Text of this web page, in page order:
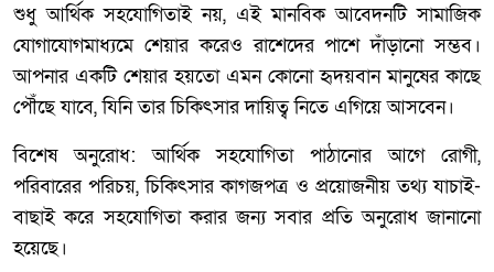
শুধু আর্থিক সহযোগিতাই নয়, এই মানবিক আবেদনটি সামাজিক
যোগাযোগমাধ্যমে শেয়ার করেও রাশেদের পাশে দাঁড়ানো সম্ভব।
আপনার একটি শেয়ার হয়তো এমন কোনো হৃদয়বান মানুষের কাছে
পৌঁছে যাবে, যিনি তার চিকিৎসার দায়িত্ব নিতে এগিয়ে আসবেন।
বিশেষ অনুরোধ: আর্থিক সহযোগিতা পাঠানোর আগে রোগী,
পরিবারের পরিচয়, চিকিৎসার কাগজপত্র ও প্রয়োজনীয় তথ্য যাচাই-
বাছাই করে সহযোগিতা করার জন্য সবার প্রতি অনুরোধ জানানো
হয়েছে।